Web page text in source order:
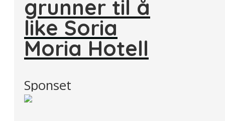
grunner til å
like Soria
Moria Hotell
Sponset